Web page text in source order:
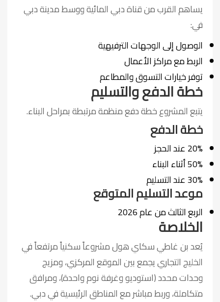
يساهم القرب من قناة دبي المائية ووسط مدينة دبي
في:
الوصول إلى الوجهات الترفيهية
الربط مع مراكز الأعمال
توفر خيارات التسوق والمطاعم
خطة الدفع والتسليم
يتبع المشروع خطة دفع منظمة مرتبطة بمراحل البناء.
خطة الدفع
20% عند الحجز
50% أثناء البناء
30% عند التسليم
موعد التسليم المتوقع
الربع الثالث من عام 2026
الخلاصة
يُعد بن غاطي سكاي هول مشروعاً سكنياً مرتفعاً في
الخليج التجاري يجمع بين الموقع المركزي، ومزيج
وحدات محدد (استوديو وغرفة نوم واحدة)، ومرافق
متكاملة، وربط مباشر مع المناطق الرئيسية في دبي.